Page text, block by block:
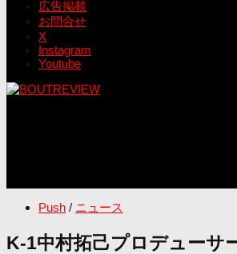
広告掲載
お問合せ
X
Instagram
Youtube
Push / ニュース
K-1中村拓己プロデューサ